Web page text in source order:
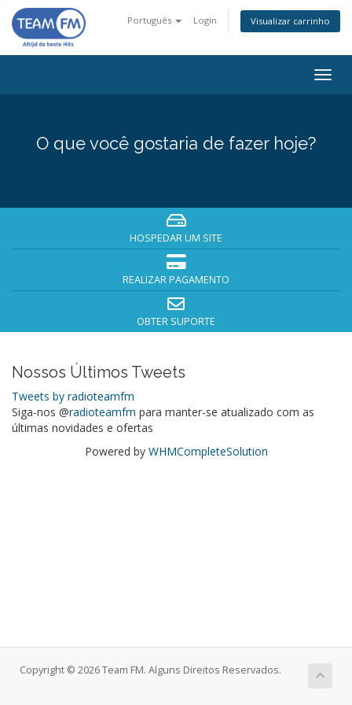
Português Login Visualizar carrinho
O que você gostaria de fazer hoje?
HOSPEDAR UM SITE
REALIZAR PAGAMENTO
OBTER SUPORTE
Nossos Últimos Tweets
Tweets by radioteamfm
Siga-nos @radioteamfm para manter-se atualizado com as
últimas novidades e ofertas
Powered by WHMCompleteSolution
Copyright © 2026 Team FM. Alguns Direitos Reservados.